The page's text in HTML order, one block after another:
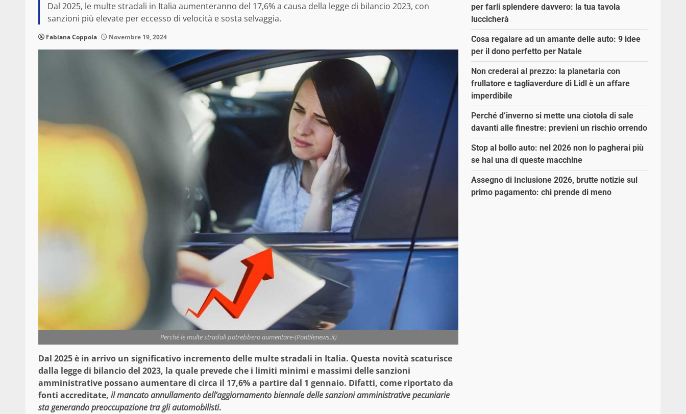
Dal 2025, le multe stradali in Italia aumenteranno del 17,6% a causa della legge di bilancio 2023, con
sanzioni più elevate per eccesso di velocità e sosta selvaggia.
Fabiana Coppola Novembre 19, 2024
Perché le multe stradali potrebbero aumentare-(Pontilenews.it)
Dal 2025 è in arrivo un significativo incremento delle multe stradali in Italia. Questa novità scaturisce
dalla legge di bilancio del 2023, la quale prevede che i limiti minimi e massimi delle sanzioni
amministrative possano aumentare di circa il 17,6% a partire dal 1 gennaio. Difatti, come riportato da
fonti accreditate, il mancato annullamento dell’aggiornamento biennale delle sanzioni amministrative pecuniarie
sta generando preoccupazione tra gli automobilisti.
per farli splendere davvero: la tua tavola
luccicherà
Cosa regalare ad un amante delle auto: 9 idee
per il dono perfetto per Natale
Non crederai al prezzo: la planetaria con
frullatore e tagliaverdure di Lidl è un affare
imperdibile
Perché d’inverno si mette una ciotola di sale
davanti alle finestre: previeni un rischio orrendo
Stop al bollo auto: nel 2026 non lo pagherai più
se hai una di queste macchine
Assegno di Inclusione 2026, brutte notizie sul
primo pagamento: chi prende di meno